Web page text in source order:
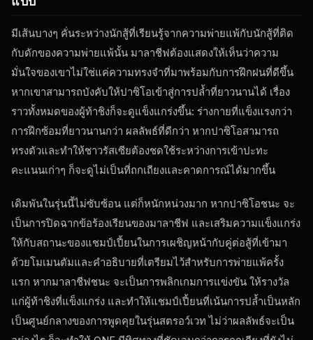
มีเส้นบางๆ คั่นระหว่างนักสู้ที่เรียนรู้จากความพ่ายแพ้กับนักสู้ที่ติด
กับดักของความพ่ายแพ้นั้น มาลาชีฟต้องแสดงให้เห็นว่าความ
มั่นใจของเขาไม่ใช่แค่ความทรงจำที่มาพร้อมกับการฝึกฝนที่ดีขึ้น
หากเขาสามารถบังคับให้ปาซิโอเข้าสู่การปล้ำที่ยาวนานได้ เรื่อง
ราวทั้งหมดของผู้ท้าชิงก็จะดูแข็งแกร่งขึ้น: ร่างกายที่แข็งแรงกว่า
การฝึกซ้อมที่ยาวนานกว่า ผลลัพธ์ที่ดีกว่า หากปาซิโอสามารถ
ทรงตัวและทำให้ชาวรัสเซียต้องชดใช้ระหว่างการเข้าปะทะ
คะแนนเก่าๆ ก็จะดูไม่เป็นที่ถกเถียงและคาดการณ์ได้มากขึ้น
เดิมพันในรุ่นนี้ไม่ซับซ้อน แต่ก็หนักหน่วงมาก หากปาซิโอชนะ จะ
เป็นการปิดฉากข้อร้องเรียนของมาลาชีฟ และเสริมความแข็งแกร่ง
ให้กับสถานะของแชมป์เปี้ยนในการเผชิญหน้ากับคู่ต่อสู้ที่เข้ามา
ด้วยโมเมนตัมและคำอธิบายที่เตรียมไว้สำหรับการพ่ายแพ้ครั้ง
แรก หากมาลาชีฟชนะ จะเป็นการพลิกเกมการแข่งขัน ให้รางวัล
แก่ผู้ท้าชิงที่แข็งแกร่ง และทำให้แชมป์เปี้ยนที่เน้นการปล้ำเป็นหลัก
เป็นศูนย์กลางของการพูดคุยในรุ่นสตรอว์เวท ไม่ว่าผลลัพธ์จะเป็น